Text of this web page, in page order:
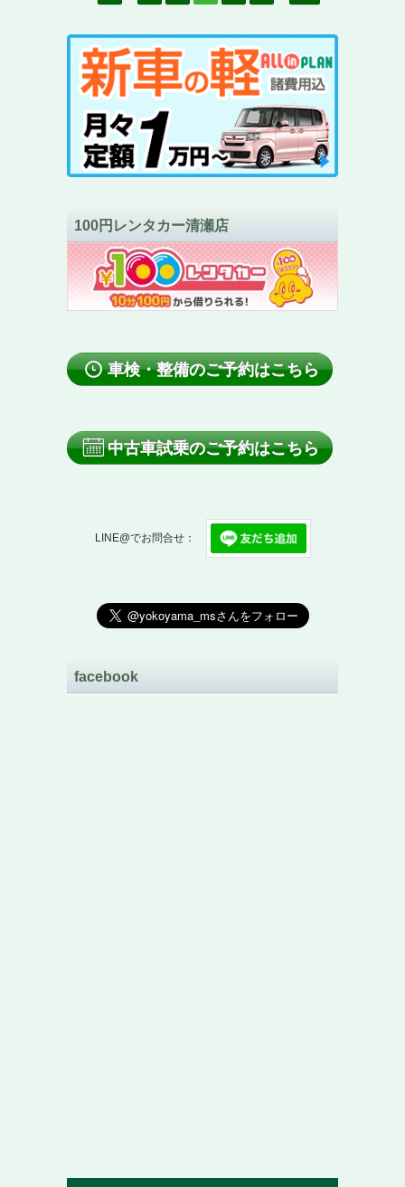
100円レンタカー清瀬店
車検・整備のご予約はこちら
中古車試乗のご予約はこちら
LINE@でお問合せ：
facebook